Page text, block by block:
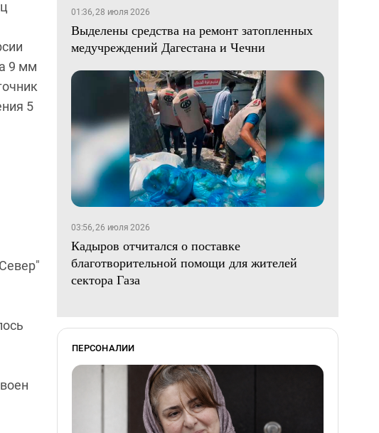
9 мм
5
01:36, 28 июля 2026
Выделены средства на ремонт затопленных
медучреждений Дагестана и Чечни
03:56, 26 июля 2026
Кадыров отчитался о поставке
благотворительной помощи для жителей
сектора Газа
ПЕРСОНАЛИИ